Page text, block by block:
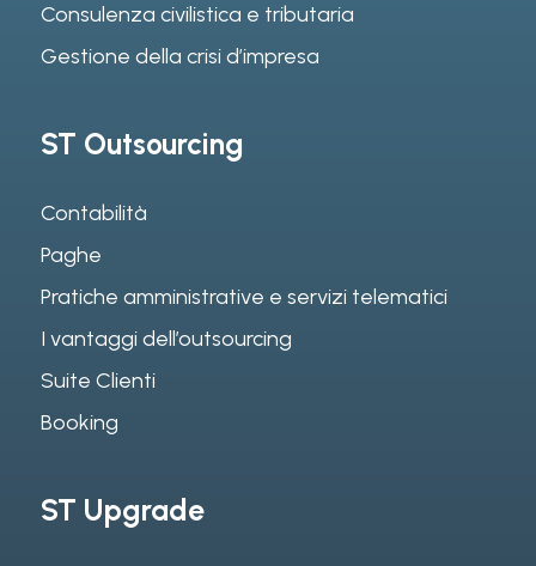
Consulenza civilistica e tributaria
Gestione della crisi d’impresa
ST Outsourcing
Contabilità
Paghe
Pratiche amministrative e servizi telematici
I vantaggi dell’outsourcing
Suite Clienti
Booking
ST Upgrade